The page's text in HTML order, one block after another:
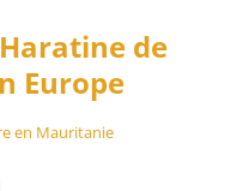
de
Europe
en Mauritanie